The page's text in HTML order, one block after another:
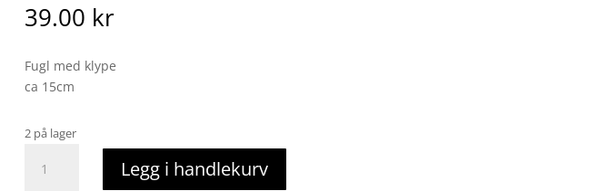
39.00 kr
Fugl med klype
ca 15cm
2 på lager
med
Legg i handlekurv